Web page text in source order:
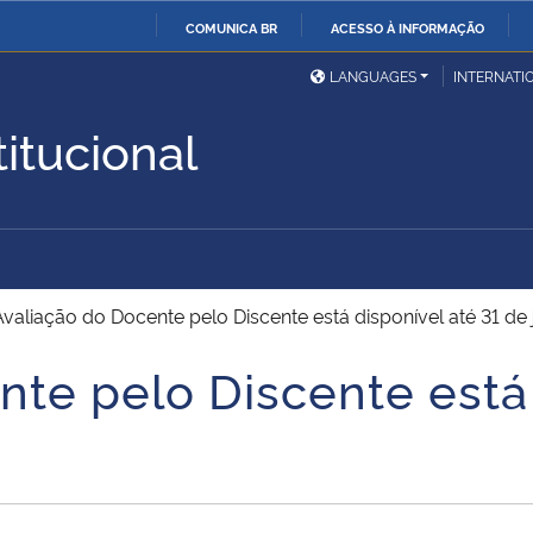
COMUNICA BR ACESSO À INFORMAÇÃO
Ministério da Defesa
Ministério das Relações
Exteriores
Ministério da Cidadania
Desenvolvimento Regional
União
Advocacia-Geral da União Banco Central do Brasil
LANGUAGES
do Docente pelo Discente está disponível até 31
pelo Discente